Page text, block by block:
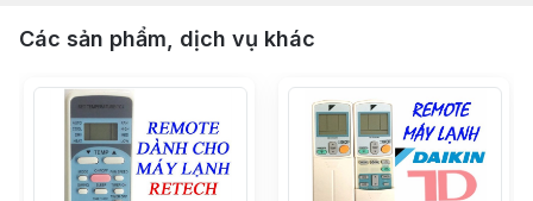
Các sản phẩm, dịch vụ khác